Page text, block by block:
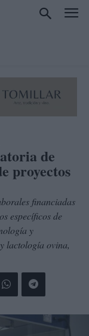
de
proyectos
financiadas
específicos de
y
lactología ovina,